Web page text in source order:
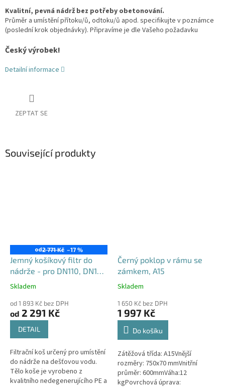
Kvalitní, pevná nádrž bez potřeby obetonování.
Průměr a umístění přítoku/ů, odtoku/ů apod. specifikujte v poznámce
(poslední krok objednávky). Připravíme je dle Vašeho požadavku
Český výrobek!
Detailní informace
ZEPTAT SE
Související produkty
od2 771 Kč –17 %
Jemný košíkový filtr do
nádrže - pro DN110, DN125
i DN160
Průměrné
produktu
je
hvězdiček.
Skladem
od 1 893 Kč bez DPH
od 2 291 Kč
DETAIL
Filtrační koš určený pro umístění
do nádrže na dešťovou vodu.
Tělo koše je vyrobeno z
kvalitního nedegenerujícího PE a
Černý poklop v rámu se
zámkem, A15
Průměrné
produktu
je
4,5
hvězdiček.
Skladem
1 650 Kč bez DPH
1 997 Kč
Do košíku
Zátěžová třída: A15Vnější
rozměry: 750x70 mmVnitřní
průměr: 600mmVáha:12
kgPovrchová úprava: